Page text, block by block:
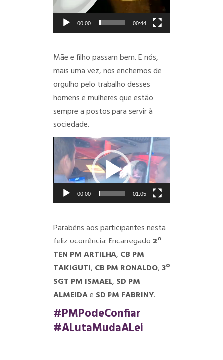
00:00 00:44
Mãe e filho passam bem. E nós,
mais uma vez, nos enchemos de
orgulho pelo trabalho desses
homens e mulheres que estão
sempre a postos para servir à
sociedade.
Tocador
de
vídeo
00:00 01:05
Parabéns aos participantes nesta
feliz ocorrência: Encarregado 2º
TEN PM ARTILHA, CB PM
TAKIGUTI, CB PM RONALDO,3º
SGT PM ISMAEL, SD PM
ALMEIDAe SD PM FABRINY.
#PMPodeConfiar
#ALutaMudaALei